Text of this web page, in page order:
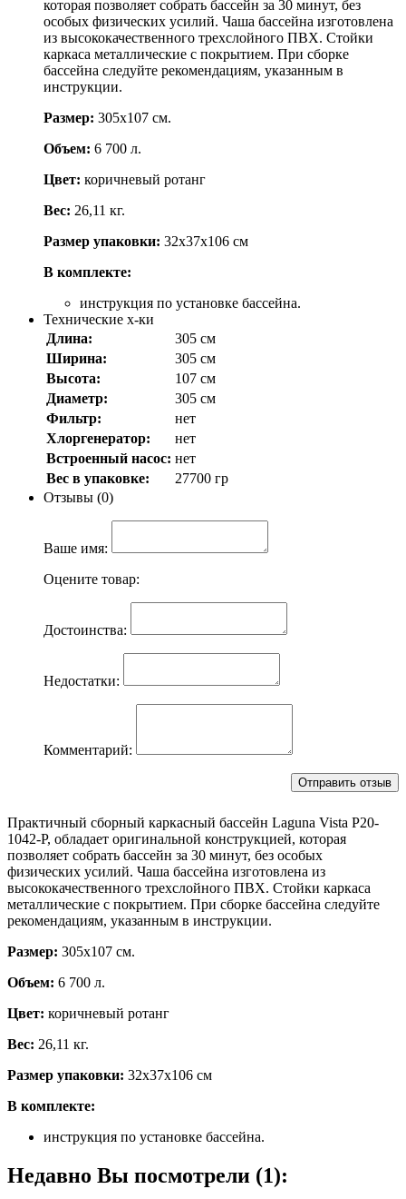
которая позволяет собрать бассейн за 30 минут, без
особых физических усилий. Чаша бассейна изготовлена
из высококачественного трехслойного ПВХ. Стойки
каркаса металлические с покрытием. При сборке
бассейна следуйте рекомендациям, указанным в
инструкции.
Размер: 305х107 см.
Объем: 6 700 л.
Цвет: коричневый ротанг
Вес: 26,11 кг.
Размер упаковки: 32х37х106 см
В комплекте:
инструкция по установке бассейна.
Технические х-ки
Длина:
305 см
Ширина:
305 см
Высота:
107 см
Диаметр:
305 см
Фильтр:
нет
Хлоргенератор:
нет
Встроенный насос: нет
Вес в упаковке:
27700 гр
Отзывы (0)
Ваше имя:
Оцените товар:
Достоинства:
Недостатки:
Комментарий:
Практичный сборный каркасный бассейн Laguna Vista Р20-
1042-Р, обладает оригинальной конструкцией, которая
позволяет собрать бассейн за 30 минут, без особых
физических усилий. Чаша бассейна изготовлена из
высококачественного трехслойного ПВХ. Стойки каркаса
металлические с покрытием. При сборке бассейна следуйте
рекомендациям, указанным в инструкции.
Размер: 305х107 см.
Объем: 6 700 л.
Цвет: коричневый ротанг
Вес: 26,11 кг.
Размер упаковки: 32х37х106 см
В комплекте:
инструкция по установке бассейна.
Недавно Вы посмотрели (1):